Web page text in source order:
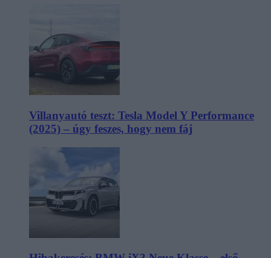
Villanyautó teszt: Tesla Model Y Performance
(2025) – úgy feszes, hogy nem fáj